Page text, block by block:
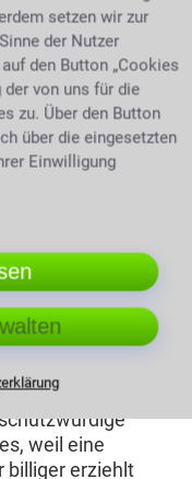
keinen Sinn,
der Gegner
ist. Hat der
schon
erfolglose
durch eine
gebracht
melden, in der
zu bekommen.Der
Kosten höher als
Vorteil.Es kann kein
vor
weil eine
billiger erziehlt
setzen wir zur
der Nutzer
den Button „Cookies
der von uns für die
zu. Über den Button
über die eingesetzten
Einwilligung